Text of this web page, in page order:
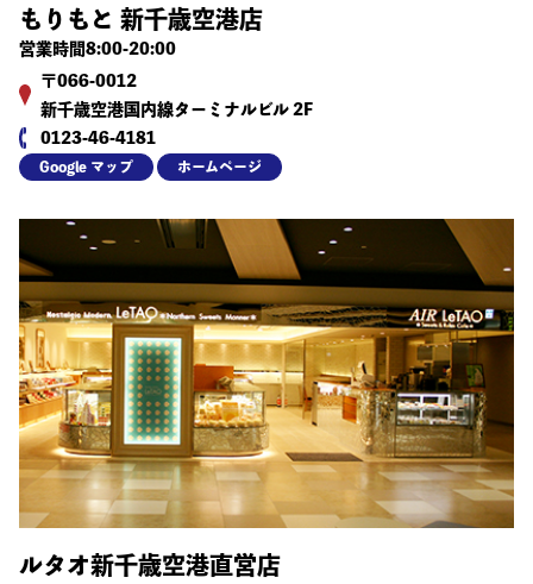
もりもと 新千歳空港店
営業時間8:00-20:00
〒066-0012
新千歳空港国内線ターミナルビル 2F
0123-46-4181
Google マップ ホームページ
ルタオ新千歳空港直営店